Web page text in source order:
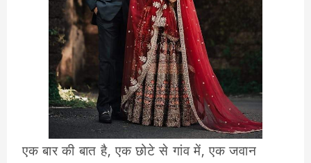
एक बार की बात है, एक छोटे से गांव में, एक जवान